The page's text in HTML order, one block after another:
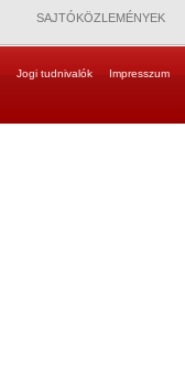
SAJTÓKÖZLEMÉNYEK
Jogi tudnivalók Impresszum